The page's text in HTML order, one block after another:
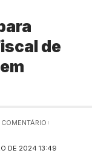
de
DE 2024 13:49